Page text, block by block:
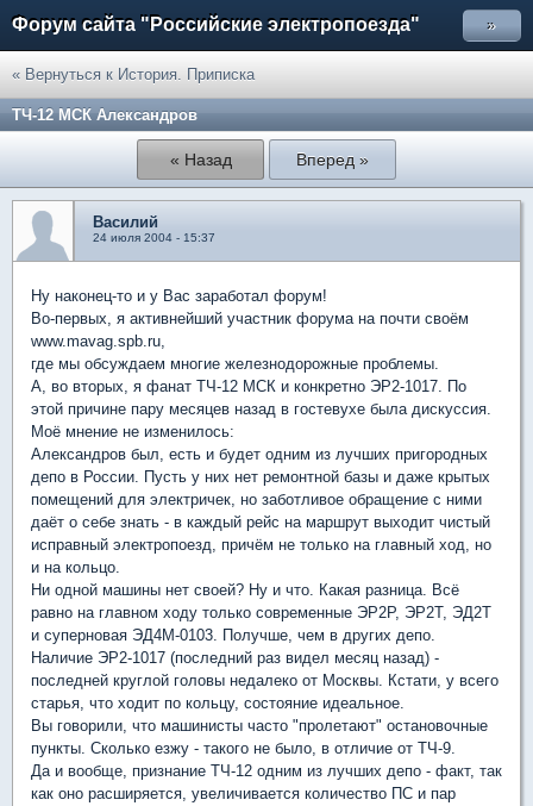
Форум сайта "Российские электропоезда" »
« Вернуться к История. Приписка
ТЧ-12 МСК Александров
« Назад Вперед »
Василий
24 июля 2004 - 15:37
Ну наконец-то и у Вас заработал форум!
Во-первых, я активнейший участник форума на почти своём
www.mavag.spb.ru,
где мы обсуждаем многие железнодорожные проблемы.
А, во вторых, я фанат ТЧ-12 МСК и конкретно ЭР2-1017. По
этой причине пару месяцев назад в гостевухе была дискуссия.
Моё мнение не изменилось:
Александров был, есть и будет одним из лучших пригородных
депо в России. Пусть у них нет ремонтной базы и даже крытых
помещений для электричек, но заботливое обращение с ними
даёт о себе знать - в каждый рейс на маршрут выходит чистый
исправный электропоезд, причём не только на главный ход, но
и на кольцо.
Ни одной машины нет своей? Ну и что. Какая разница. Всё
равно на главном ходу только современные ЭР2Р, ЭР2Т, ЭД2Т
и суперновая ЭД4М-0103. Получше, чем в других депо.
Наличие ЭР2-1017 (последний раз видел месяц назад) -
последней круглой головы недалеко от Москвы. Кстати, у всего
старья, что ходит по кольцу, состояние идеальное.
Вы говорили, что машинисты часто "пролетают" остановочные
пункты. Сколько езжу - такого не было, в отличие от ТЧ-9.
Да и вообще, признание ТЧ-12 одним из лучших депо - факт, так
как оно расширяется, увеличивается количество ПС и пар